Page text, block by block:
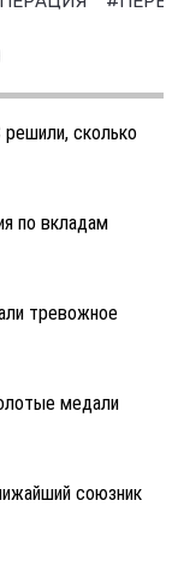
решили, сколько
по вкладам
тревожное
медали
союзник